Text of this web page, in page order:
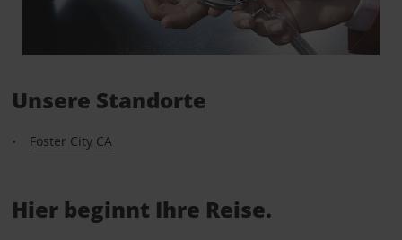
Unsere Standorte
Foster City CA
Hier beginnt Ihre Reise.